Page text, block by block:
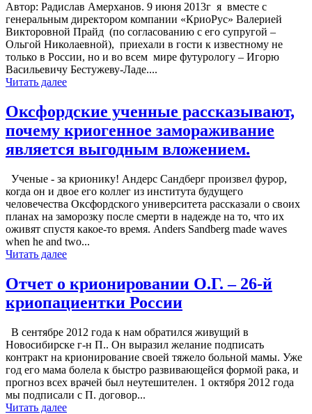
Автор: Радислав Амерханов. 9 июня 2013г я вместе с
генеральным директором компании «КриоРус» Валерией
Викторовной Прайд (по согласованию с его супругой –
Ольгой Николаевной), приехали в гости к известному не
только в России, но и во всем мире футурологу – Игорю
Васильевичу Бестужеву-Ладе....
Читать далее
Оксфордские ученные рассказывают,
почему криогенное замораживание
является выгодным вложением.
Ученые - за крионику! Андерс Сандберг произвел фурор,
когда он и двое его коллег из института будущего
человечества Оксфордского университета рассказали о своих
планах на заморозку после смерти в надежде на то, что их
оживят спустя какое-то время. Anders Sandberg made waves
when he and two...
Читать далее
Отчет о крионировании О.Г. – 26-й
криопациентки России
В сентябре 2012 года к нам обратился живущий в
Новосибирске г-н П.. Он выразил желание подписать
контракт на крионирование своей тяжело больной мамы. Уже
год его мама болела к быстро развивающейся формой рака, и
прогноз всех врачей был неутешителен. 1 октября 2012 года
мы подписали с П. договор...
Читать далее